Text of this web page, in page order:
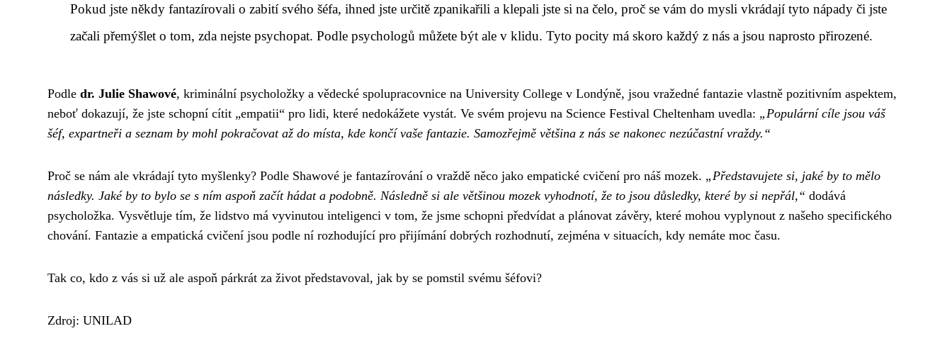
Pokud jste někdy fantazírovali o zabití svého šéfa, ihned jste určitě zpanikařili a klepali jste si na čelo, proč se vám do mysli vkrádají tyto nápady či jste
začali přemýšlet o tom, zda nejste psychopat. Podle psychologů můžete být ale v klidu. Tyto pocity má skoro každý z nás a jsou naprosto přirozené.
Podle dr. Julie Shawové, kriminální psycholožky a vědecké spolupracovnice na University College v Londýně, jsou vražedné fantazie vlastně pozitivním aspektem,
neboť dokazují, že jste schopní cítit „empatii“ pro lidi, které nedokážete vystát. Ve svém projevu na Science Festival Cheltenham uvedla: „Populární cíle jsou váš
šéf, expartneři a seznam by mohl pokračovat až do místa, kde končí vaše fantazie. Samozřejmě většina z nás se nakonec nezúčastní vraždy.“
Proč se nám ale vkrádají tyto myšlenky? Podle Shawové je fantazírování o vraždě něco jako empatické cvičení pro náš mozek. „Představujete si, jaké by to mělo
následky. Jaké by to bylo se s ním aspoň začít hádat a podobně. Následně si ale většinou mozek vyhodnotí, že to jsou důsledky, které by si nepřál,“ dodává
psycholožka. Vysvětluje tím, že lidstvo má vyvinutou inteligenci v tom, že jsme schopni předvídat a plánovat závěry, které mohou vyplynout z našeho specifického
chování. Fantazie a empatická cvičení jsou podle ní rozhodující pro přijímání dobrých rozhodnutí, zejména v situacích, kdy nemáte moc času.
Tak co, kdo z vás si už ale aspoň párkrát za život představoval, jak by se pomstil svému šéfovi?
Zdroj: UNILAD